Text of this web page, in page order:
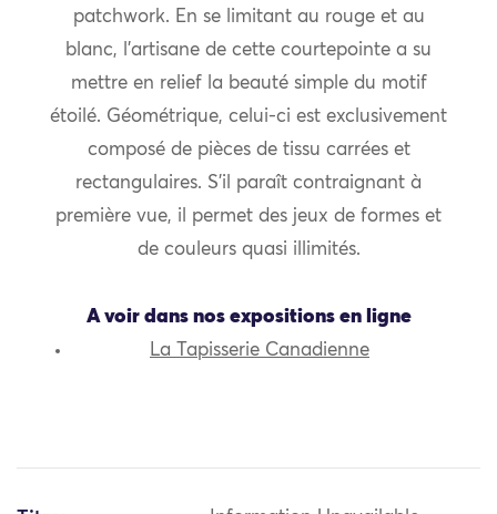
patchwork. En se limitant au rouge et au
blanc, l’artisane de cette courtepointe a su
mettre en relief la beauté simple du motif
étoilé. Géométrique, celui-ci est exclusivement
composé de pièces de tissu carrées et
rectangulaires. S’il paraît contraignant à
première vue, il permet des jeux de formes et
de couleurs quasi illimités.
A voir dans nos expositions en ligne
La Tapisserie Canadienne